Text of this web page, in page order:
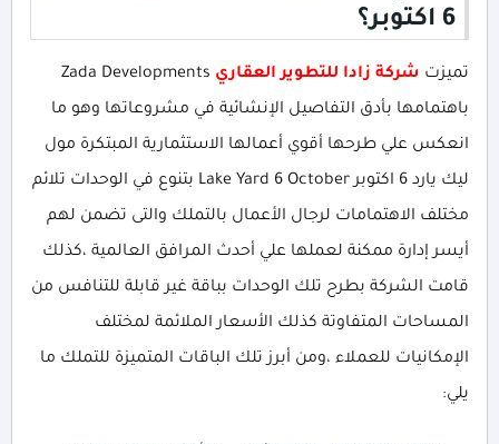
6 اكتوبر؟
تميزت شركة زادا للتطوير العقاري Zada Developments
باهتمامها بأدق التفاصيل الإنشائية في مشروعاتها وهو ما
انعكس علي طرحها أقوي أعمالها الاستثمارية المبتكرة مول
ليك يارد 6 اكتوبر Lake Yard 6 October بتنوع في الوحدات تلائم
مختلف الاهتمامات لرجال الأعمال بالتملك والتى تضمن لهم
أيسر إدارة ممكنة لعملها علي أحدث المرافق العالمية ،كذلك
قامت الشركة بطرح تلك الوحدات بباقة غير قابلة للتنافس من
المساحات المتفاوتة كذلك الأسعار الملائمة لمختلف
الإمكانيات للعملاء ،ومن أبرز تلك الباقات المتميزة للتملك ما
يلي: